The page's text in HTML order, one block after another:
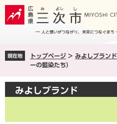
ペ
ジ
メ
ュ
へ
現在地 トップページ > みよしブランド
ーの藍染たち）
みよしブランド